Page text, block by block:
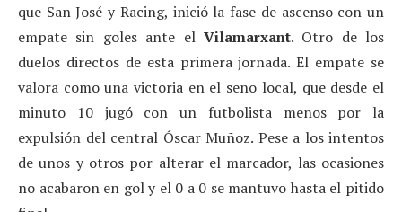
que San José y Racing, inició la fase de ascenso con un
empate sin goles ante el Vilamarxant. Otro de los
duelos directos de esta primera jornada. El empate se
valora como una victoria en el seno local, que desde el
minuto 10 jugó con un futbolista menos por la
expulsión del central Óscar Muñoz. Pese a los intentos
de unos y otros por alterar el marcador, las ocasiones
no acabaron en gol y el 0 a 0 se mantuvo hasta el pitido